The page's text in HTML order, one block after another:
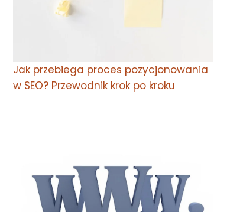
Jak przebiega proces pozycjonowania
w SEO? Przewodnik krok po kroku